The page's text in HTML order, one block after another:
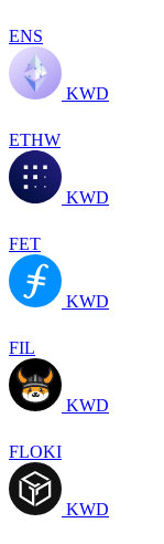
ENS
KWD
ETHW
KWD
FET
KWD
FIL
KWD
FLOKI
KWD